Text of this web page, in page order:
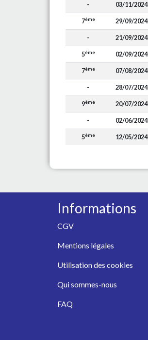
- 03/11/2024
7ème 29/09/2024
- 21/09/2024
5ème 02/09/2024
7ème 07/08/2024
- 28/07/2024
9ème 20/07/2024
- 02/06/2024
5ème 12/05/2024
Informations
CGV
Mentions légales
Utilisation des cookies
Qui sommes-nous
FAQ